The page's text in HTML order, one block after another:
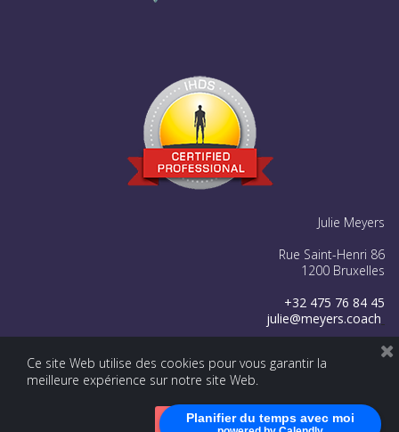
Planifier du temps avec moi
Julie Meyers
Rue Saint-Henri 86
1200 Bruxelles
+32 475 76 84 45
julie@meyers.coach
  
All Rights Reserved. - Julie Meyers -Powered
G1.be – Web & Graphic Strategy. Made with ♥ from Belgium -
Ce site Web utilise des cookies pour vous garantir la
meilleure expérience sur notre site Web.
Accepter